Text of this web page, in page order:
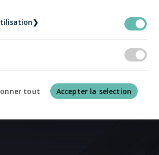
renseignements personnels
❯
tout Accepter la selection